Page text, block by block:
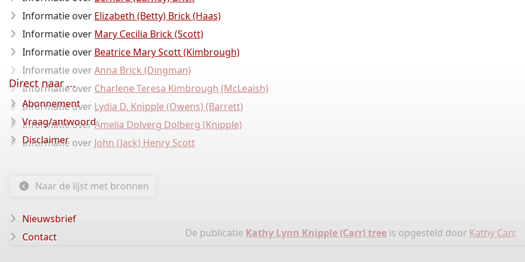
Informatie over Elizabeth (Betty) Brick (Haas)
Informatie over Mary Cecilia Brick (Scott)
Informatie over Beatrice Mary Scott (Kimbrough)
Informatie overAnna Brick (Dingman)
Informatie over Charlene Teresa Kimbrough (McLeaish)
Informatie over Lydia D. Knipple (Owens) (Barrett)
Informatie overAmelia Dolverg Dolberg (Knipple)
Informatie over John (Jack) Henry Scott
Naar de lijst met bronnen
De publicatie Kathy Lynn Knipple (Carr) treeis opgesteld door Kathy Carr.
Direct naar ...
Abonnement
Vraag/antwoord
Disclaimer
Nieuwsbrief
Contact